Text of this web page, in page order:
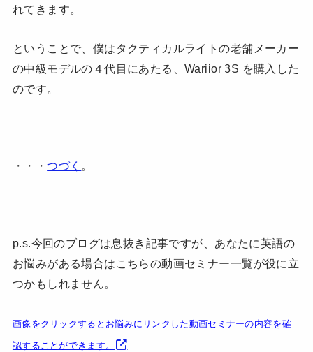
れてきます。
ということで、僕はタクティカルライトの老舗メーカー
の中級モデルの４代目にあたる、Wariior 3S を購入した
のです。
・・・つづく 。
p.s.今回のブログは息抜き記事ですが、あなたに英語の
お悩みがある場合はこちらの動画セミナー一覧が役に立
つかもしれません。
画像をクリックするとお悩みにリンクした動画セミナーの内容を確
認することができます。